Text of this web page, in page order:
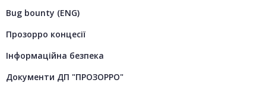
Bug bounty (ENG)
Прозорро концесії
Інформаційна безпека
Документи ДП "ПРОЗОРРО"